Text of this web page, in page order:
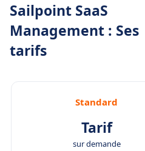
Sailpoint SaaS
Management : Ses
tarifs
Standard
Tarif
sur demande